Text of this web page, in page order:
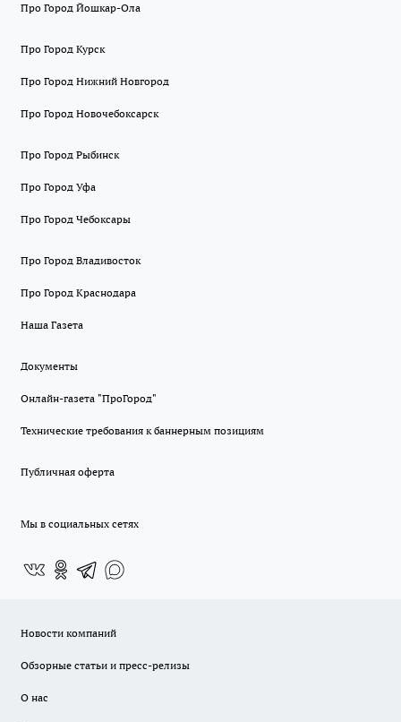
Про Город Йошкар-Ола
Про Город Курск
Про Город Нижний Новгород
Про Город Новочебоксарск
Про Город Рыбинск
Про Город Уфа
Про Город Чебоксары
Про Город Владивосток
Про Город Краснодара
Наша Газета
Документы
Онлайн-газета "ПроГород"
Технические требования к баннерным позициям
Публичная оферта
Мы в социальных сетях
Новости компаний
Обзорные статьи и пресс-релизы
О нас